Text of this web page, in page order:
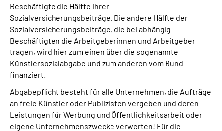
Inhalte in Gebärdensprache (DGS)
Leichte Sprache
Beschäftigte die Hälfte ihrer
Sozialversicherungsbeiträge. Die andere Hälfte der
Sozialversicherungsbeiträge, die bei abhängig
Beschäftigten die Arbeitgeberinnen und Arbeitgeber
tragen, wird hier zum einen über die sogenannte
Künstlersozialabgabe und zum anderen vom Bund
finanziert.
Abgabepflicht besteht für alle Unternehmen, die Aufträge
an freie Künstler oder Publizisten vergeben und deren
Leistungen für Werbung und Öffentlichkeitsarbeit oder
eigene Unternehmenszwecke verwerten! Für die